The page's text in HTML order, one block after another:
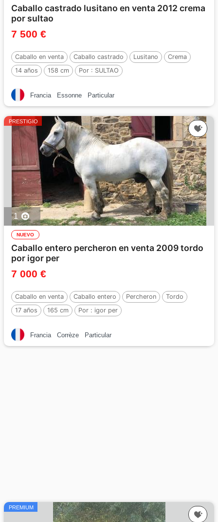
Caballo castrado lusitano en venta 2012 crema
por sultao
7 500 €
Caballo en venta Caballo castrado Lusitano
Crema
14 años
158 cm Por : SULTAO
Francia Essonne Particular
PRESTIGIO
1
NUEVO
Caballo entero percheron en venta 2009 tordo
por igor per
7 000 €
Caballo en venta Caballo entero Percheron
Tordo
17 años
165 cm Por : igor per
Francia Corrèze Particular
PREMIUM